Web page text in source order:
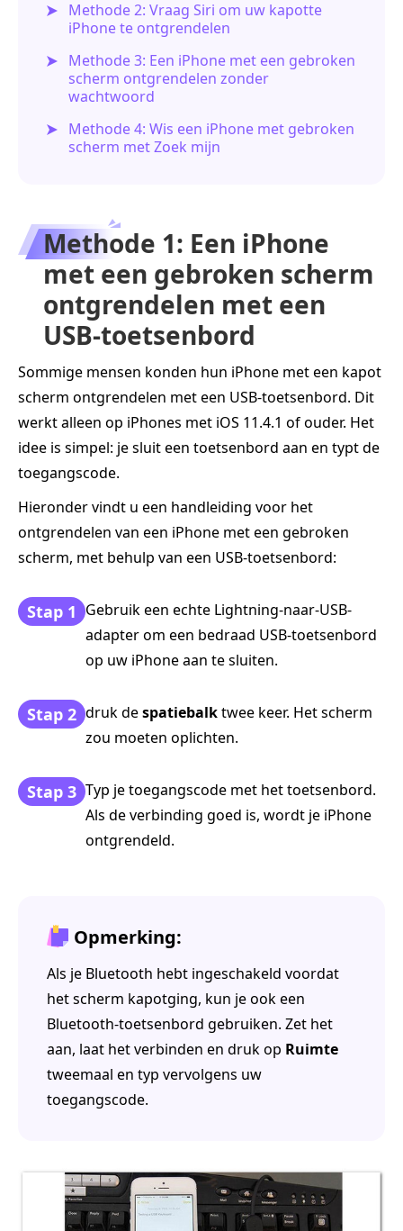
Methode 2: Vraag Siri om uw kapotte
iPhone te ontgrendelen
Methode 3: Een iPhone met een gebroken
scherm ontgrendelen zonder
wachtwoord
Methode 4: Wis een iPhone met gebroken
scherm met Zoek mijn
Methode 1: Een iPhone
met een gebroken scherm
ontgrendelen met een
USB-toetsenbord
Sommige mensen konden hun iPhone met een kapot
scherm ontgrendelen met een USB-toetsenbord. Dit
werkt alleen op iPhones met iOS 11.4.1 of ouder. Het
idee is simpel: je sluit een toetsenbord aan en typt de
toegangscode.
Hieronder vindt u een handleiding voor het
ontgrendelen van een iPhone met een gebroken
scherm, met behulp van een USB-toetsenbord:
Stap 1 Gebruik een echte Lightning-naar-USB-
adapter om een bedraad USB-toetsenbord
op uw iPhone aan te sluiten.
Stap 2 druk despatiebalktwee keer. Het scherm
zou moeten oplichten.
Stap 3 Typ je toegangscode met het toetsenbord.
Als de verbinding goed is, wordt je iPhone
ontgrendeld.
Opmerking:
Als je Bluetooth hebt ingeschakeld voordat
het scherm kapotging, kun je ook een
Bluetooth-toetsenbord gebruiken. Zet het
aan, laat het verbinden en druk op Ruimte
tweemaal en typ vervolgens uw
toegangscode.